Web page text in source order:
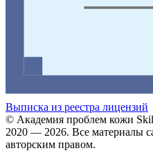
Выписка из реестра лицензий
© Академия проблем кожи
2020 — 2026. Все материалы
авторским правом.